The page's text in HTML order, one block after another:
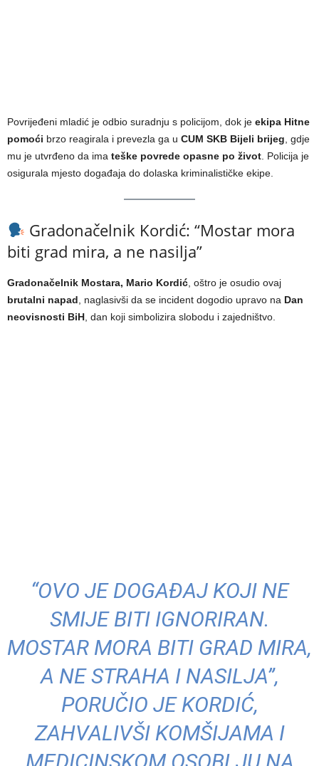
Povrijeđeni mladić je odbio suradnju s policijom, dok je ekipa Hitne
pomoći brzo reagirala i prevezla ga u CUM SKB Bijeli brijeg , gdje
mu je utvrđeno da ima teške povrede opasne po život . Policija je
osigurala mjesto događaja do dolaska kriminalističke ekipe.
Gradonačelnik Kordić: “Mostar mora
biti grad mira, a ne nasilja”
Gradonačelnik Mostara, Mario Kordić , oštro je osudio ovaj
brutalni napad , naglasivši da se incident dogodio upravo na Dan
neovisnosti BiH , dan koji simbolizira slobodu i zajedništvo.
“OVO JE DOGAĐAJ KOJI NE
SMIJE BITI IGNORIRAN.
MOSTAR MORA BITI GRAD MIRA,
A NE STRAHA I NASILJA”,
PORUČIO JE KORDIĆ,
ZAHVALIVŠI KOMŠIJAMA I